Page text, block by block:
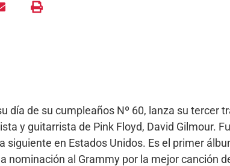
día de su cumpleaños Nº 60, lanza su tercer
y guitarrista de Pink Floyd, David Gilmour.
siguiente en Estados Unidos. Es el primer
nominación al Grammy por la mejor canción